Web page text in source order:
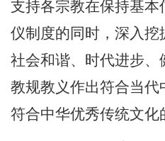
支持各宗教在保持基
仪制度的同时，深入挖
社会和谐、时代进步
教规教义作出符合当代
符合中华优秀传统文化